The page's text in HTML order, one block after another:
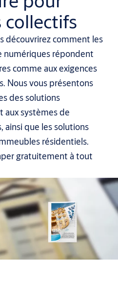
découvrirez comment les
numériques répondent
comme aux exigences
Nous vous présentons
des solutions
aux systèmes de
que les solutions
résidentiels.
gratuitement à tout